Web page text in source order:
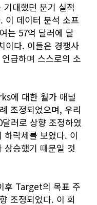
대했던 분기 실적
이 데이터 분석 소프
는 57억 달러에 달
이다. 이들은 경쟁사
급하며 스스로의 소
에 대한 월가 애널
조정되었으며, 우리
러로 상향 조정하였
하락세를 보였다. 이
상승했기 때문일 것
후 Target의 목표 주
조정되었다. 이 회